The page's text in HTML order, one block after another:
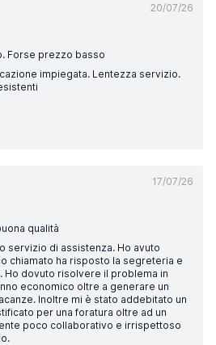
20/07/26
Forse prezzo basso
impiegata. Lentezza servizio.
17/07/26
qualità
servizio di assistenza. Ho avuto
chiamato ha risposto la segreteria e
Ho dovuto risolvere il problema in
economico oltre a generare un
Inoltre mi è stato addebitato un
per una foratura oltre ad un
poco collaborativo e irrispettoso